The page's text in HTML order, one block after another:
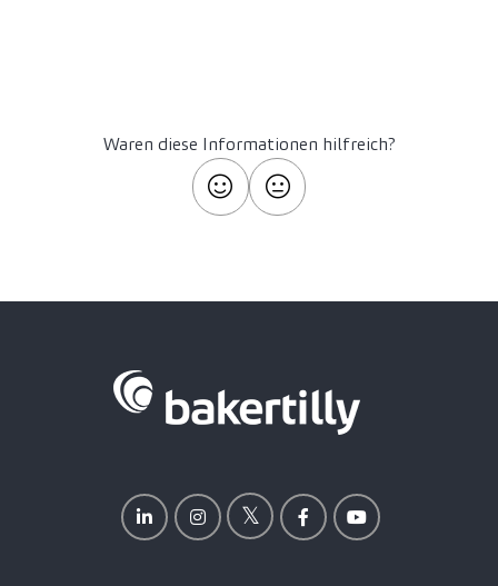
Waren diese Informationen hilfreich?